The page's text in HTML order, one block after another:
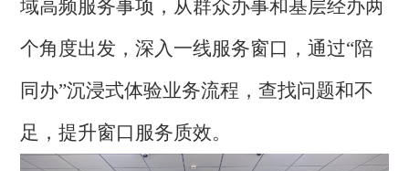
域高频服务事项，从群众办事和基层经办两
个角度出发，深入一线服务窗口，通过“陪
同办”沉浸式体验业务流程，查找问题和不
足，提升窗口服务质效。